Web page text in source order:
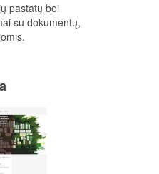
pastatų bei
su dokumentų,